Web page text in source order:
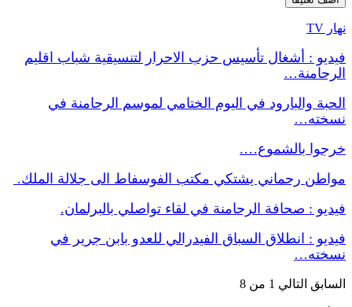
نهار TV
فيديو : أشغال تأسيس حزب الاحرار لتنسيقية شباب اقليم
الرحامنة…
الحبة والبارود في اليوم الختامي لموسم الرحامنة في
نسخته…
خرجوا بالشموع….
مواطن رحماني يشتكي مكتب الفوسفاط الى جلالة الملك.
فيديو : صحافة الرحامنة في لقاء تواصلي بالبرلمان.
فيديو : انطلاق السباق الفيدرالي للعدو بابن جرير في
نسخته…
السابق التالي 1 من 8